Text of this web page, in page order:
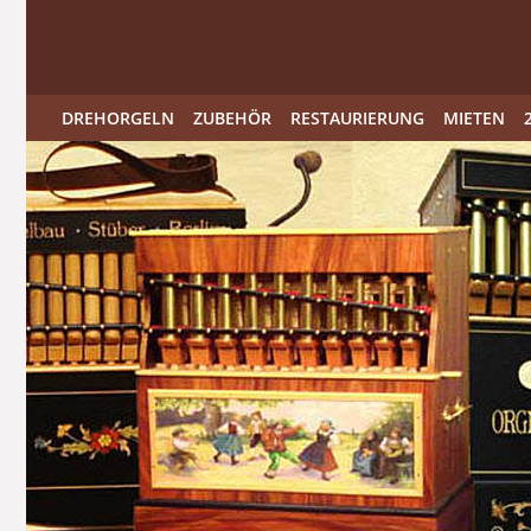
DREHORGELN ZUBEHÖR RESTAURIERUNG MIETEN